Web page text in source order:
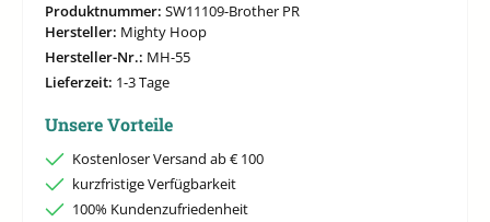
Produktnummer: SW11109-Brother PR
Hersteller: Mighty Hoop
Hersteller-Nr.: MH-55
Lieferzeit: 1-3 Tage
Unsere Vorteile
Kostenloser Versand ab € 100
kurzfristige Verfügbarkeit
100% Kundenzufriedenheit